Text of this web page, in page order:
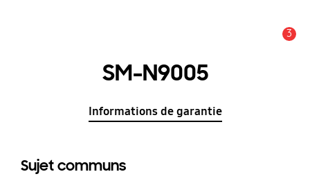
3
SM-N9005
Informations de garantie
Sujet communs